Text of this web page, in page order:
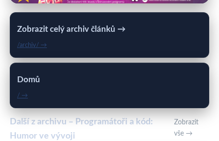
Zobrazit celý archiv článků →
/archiv/ →
Domů
/ →
Další z archivu – Programátoři a kód:
Humor ve vývoji
Zobrazit
vše →